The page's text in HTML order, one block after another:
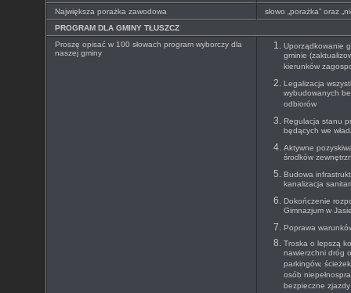
Największa porażka zawodowa
słowo „porażka” oraz
PROGRAM DLA GMINY TŁUSZCZ
Proszę opisać w 100 słowach program wyborczy dla
naszej gminy
Uporządkowanie
gminie
kierunków
Legalizacja
wybudowanych
odbiorów
Regulacja stanu
będących we
Aktywne
środków
Budowa
kanalizacja
Dokończenie
Gimnazjum w
Poprawa
Troska o lepszą
nawierzchni dróg
parkingów,
osób
bezpieczne